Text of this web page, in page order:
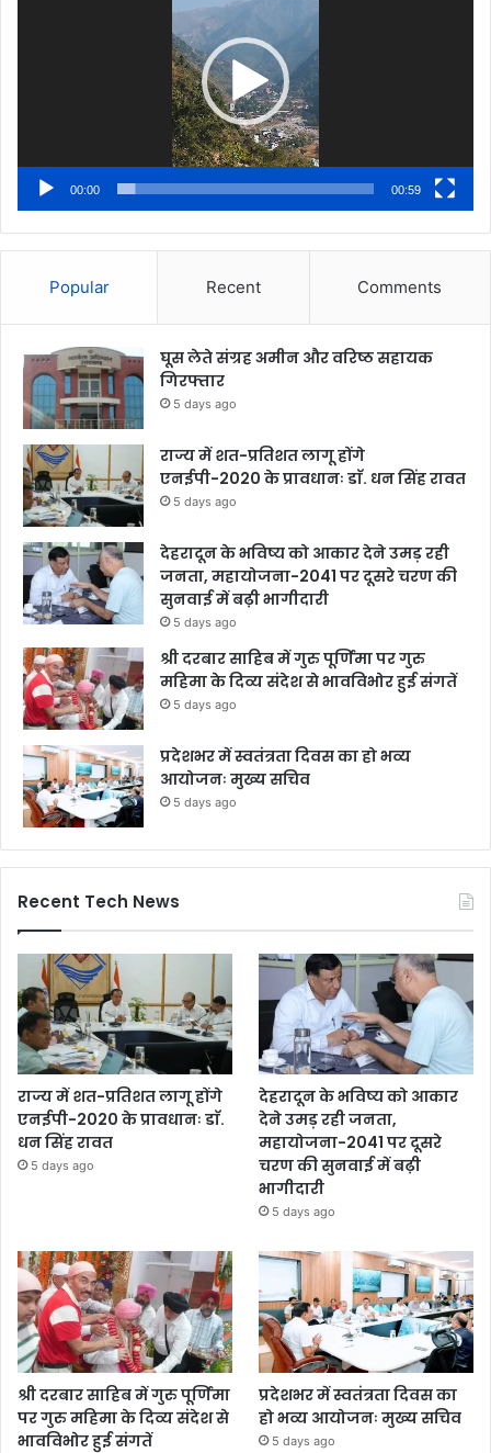
00:00 00:59
Popular Recent Comments
घूस लेते संग्रह अमीन और वरिष्ठ सहायक
गिरफ्तार
5 days ago
राज्य में शत-प्रतिशत लागू होंगे
एनईपी-2020 के प्रावधानः डाॅ. धन सिंह रावत
5 days ago
देहरादून के भविष्य को आकार देने उमड़ रही
जनता, महायोजना-2041 पर दूसरे चरण की
सुनवाई में बढ़ी भागीदारी
5 days ago
श्री दरबार साहिब में गुरु पूर्णिमा पर गुरु
महिमा के दिव्य संदेश से भावविभोर हुई संगतें
5 days ago
प्रदेशभर में स्वतंत्रता दिवस का हो भव्य
आयोजनः मुख्य सचिव
5 days ago
Recent Tech News
राज्य में शत-प्रतिशत लागू होंगे
एनईपी-2020 के प्रावधानः डाॅ.
धन सिंह रावत
5 days ago
देहरादून के भविष्य को आकार
देने उमड़ रही जनता,
महायोजना-2041 पर दूसरे
चरण की सुनवाई में बढ़ी
भागीदारी
5 days ago
श्री दरबार साहिब में गुरु पूर्णिमा
पर गुरु महिमा के दिव्य संदेश से
भावविभोर हुई संगतें
प्रदेशभर में स्वतंत्रता दिवस का
हो भव्य आयोजनः मुख्य सचिव
5 days ago